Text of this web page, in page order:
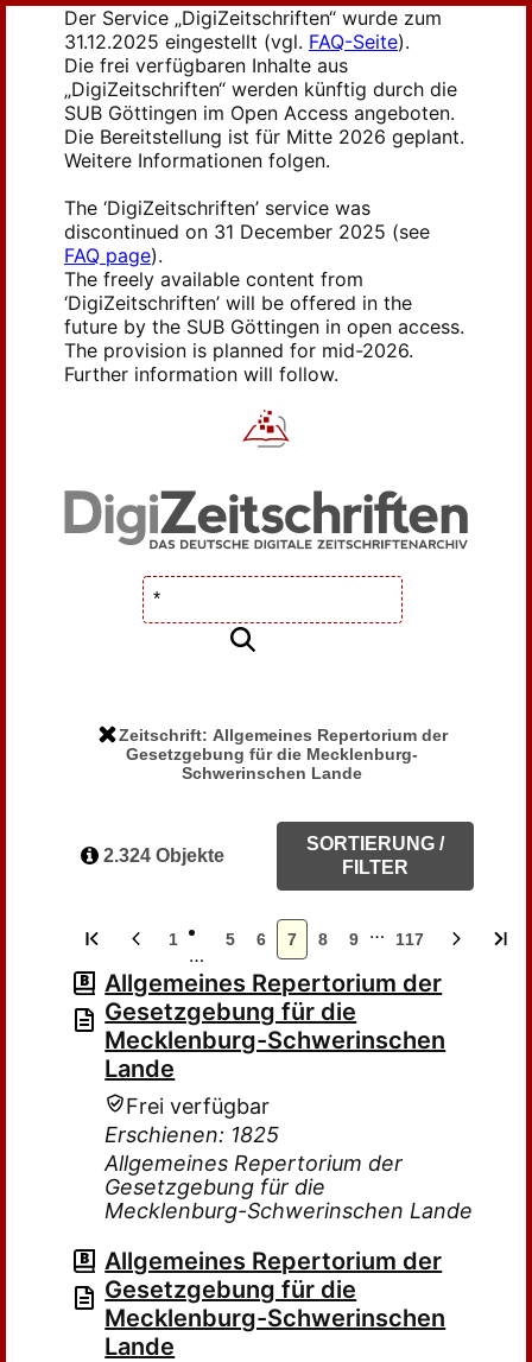
Der Service „DigiZeitschriften“ wurde zum
31.12.2025 eingestellt (vgl. FAQ-Seite).
Die frei verfügbaren Inhalte aus
„DigiZeitschriften“ werden künftig durch die
SUB Göttingen im Open Access angeboten.
Die Bereitstellung ist für Mitte 2026 geplant.
Weitere Informationen folgen.
The ‘DigiZeitschriften’ service was
discontinued on 31 December 2025 (see
FAQ page).
The freely available content from
‘DigiZeitschriften’ will be offered in the
future by the SUB Göttingen in open access.
The provision is planned for mid-2026.
Further information will follow.
Zeitschrift: Allgemeines Repertorium der
Gesetzgebung für die Mecklenburg-
Schwerinschen Lande
2.324 Objekte
SORTIERUNG /
FILTER
1
…
5 6 7 8 9 … 117
Allgemeines Repertorium der
Gesetzgebung für die
Mecklenburg-Schwerinschen
Lande
Frei verfügbar
Erschienen: 1825
Allgemeines Repertorium der
Gesetzgebung für die
Mecklenburg-Schwerinschen Lande
Allgemeines Repertorium der
Gesetzgebung für die
Mecklenburg-Schwerinschen
Lande